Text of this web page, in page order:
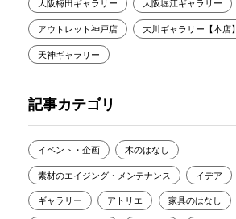
大阪梅田ギャラリー 大阪堀江ギャラリー
アウトレット神戸店 大川ギャラリー【本店】
天神ギャラリー
記事カテゴリ
イベント・企画 木のはなし
素材のエイジング・メンテナンス イデア
ギャラリー アトリエ 家具のはなし